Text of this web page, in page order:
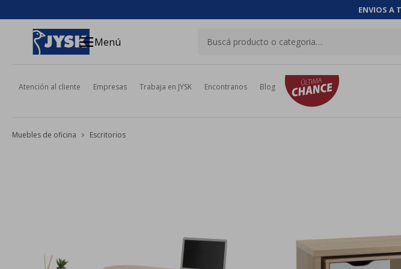
ENVIOS A
menuMenú
Atención al cliente Empresas Trabaja en JYSK Encontranos Blog
Muebles de oficina Escritorios
close